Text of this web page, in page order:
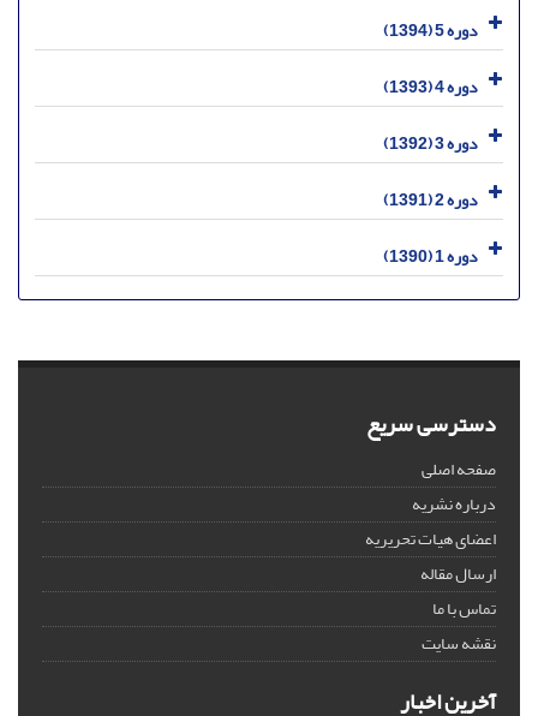
دوره 5 (1394)
دوره 4 (1393)
دوره 3 (1392)
دوره 2 (1391)
دوره 1 (1390)
دسترسی سریع
صفحه اصلی
درباره نشریه
اعضای هیات تحریریه
ارسال مقاله
تماس با ما
نقشه سایت
آخرین اخبار